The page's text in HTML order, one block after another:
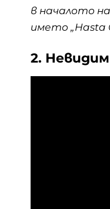
в началото
името „Hasta
2. Невидим